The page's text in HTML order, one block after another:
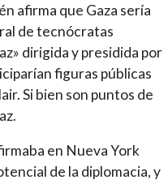
afirma que Gaza sería
de tecnócratas
dirigida y presidida por
figuras públicas
Si bien son puntos de
en Nueva York
de la diplomacia, y